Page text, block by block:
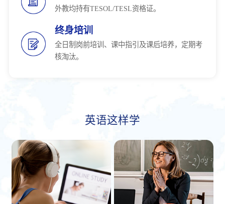
外教均持有TESOL/TESL资格证。
终身培训
全日制岗前培训、课中指引及课后培养，定期考
核淘汰。
英语这样学